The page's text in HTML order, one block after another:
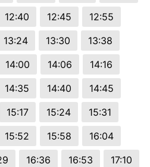
12:40 12:45
12:55
13:24 13:30
13:38
14:00 14:06
14:16
14:35 14:40
14:45
15:17 15:24
15:31
15:52 15:58
16:04
16:36 16:53
17:10